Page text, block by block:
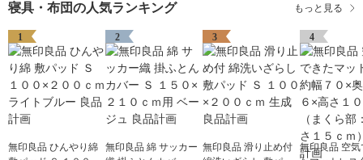
寝具・布団の人気ランキング もっと見る
1
無印良品 ひんやり綿
2
無印良品 綿 サッカー
3
無印良品 滑り止め付
4
無印良品 空気